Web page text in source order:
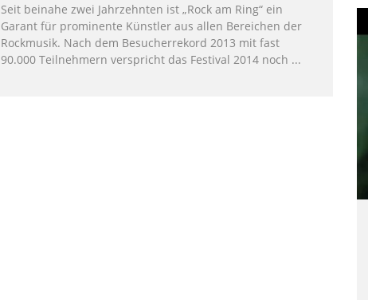
Seit beinahe zwei Jahrzehnten ist „Rock am Ring“ ein
Garant für prominente Künstler aus allen Bereichen der
Rockmusik. Nach dem Besucherrekord 2013 mit fast
90.000 Teilnehmern verspricht das Festival 2014 noch ...